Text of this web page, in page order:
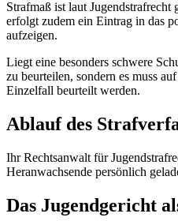
Strafmaß ist laut
erfolgt zudem ein Eintrag in das
aufzeigen.
Liegt eine besonders schwere
zu beurteilen, sondern es muss
Einzelfall beurteilt werden.
Ablauf des
Ihr Rechtsanwalt für
Heranwachsende persönlich
Das Jugendgericht